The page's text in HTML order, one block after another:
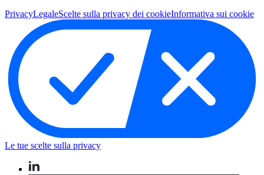
PrivacyLegaleScelte sulla privacy dei cookieInformativa sui cookie
Le tue scelte sulla privacy